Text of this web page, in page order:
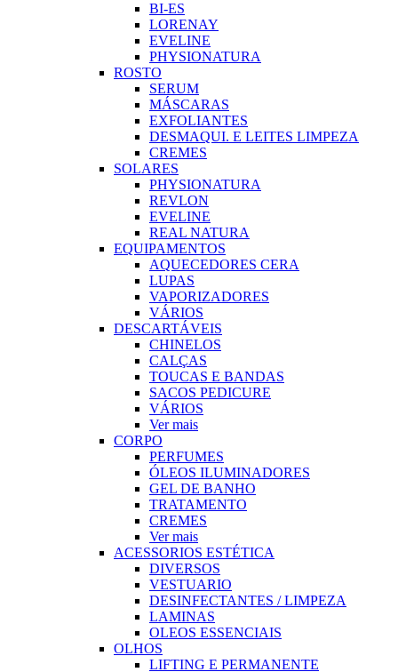
BI-ES
LORENAY
EVELINE
PHYSIONATURA
ROSTO
SERUM
MÁSCARAS
EXFOLIANTES
DESMAQUI. E LEITES LIMPEZA
CREMES
SOLARES
PHYSIONATURA
REVLON
EVELINE
REAL NATURA
EQUIPAMENTOS
AQUECEDORES CERA
LUPAS
VAPORIZADORES
VÁRIOS
DESCARTÁVEIS
CHINELOS
CALÇAS
TOUCAS E BANDAS
SACOS PEDICURE
VÁRIOS
Ver mais
CORPO
PERFUMES
ÓLEOS ILUMINADORES
GEL DE BANHO
TRATAMENTO
CREMES
Ver mais
ACESSORIOS ESTÉTICA
DIVERSOS
VESTUARIO
DESINFECTANTES / LIMPEZA
LAMINAS
OLEOS ESSENCIAIS
OLHOS
LIFTING E PERMANENTE